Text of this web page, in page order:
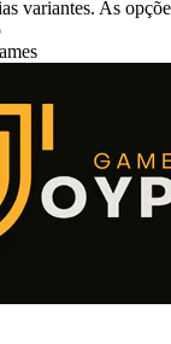
variantes. As